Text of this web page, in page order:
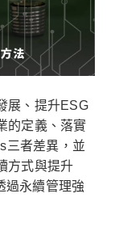
展、提升ESG
的定義、落實
三者差異，並
方式與提升
過永續管理強